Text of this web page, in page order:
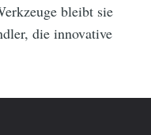
bleibt sie
die innovative